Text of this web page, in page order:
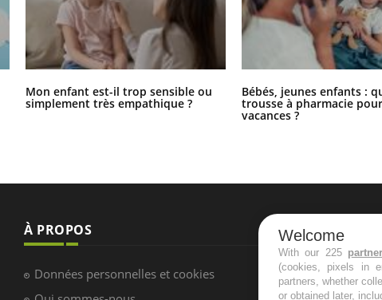
Mon enfant est-il trop sensible ou
simplement très empathique ?
Bébés, jeunes enfants :
trousse à pharmacie
vacances ?
À PROPOS
Données personnelles et cookies
NEWSLETTER
Recevez toutes
infos santé
Welcome
With our 225
(cookies, pixels in
partners, whether
or obtained later,